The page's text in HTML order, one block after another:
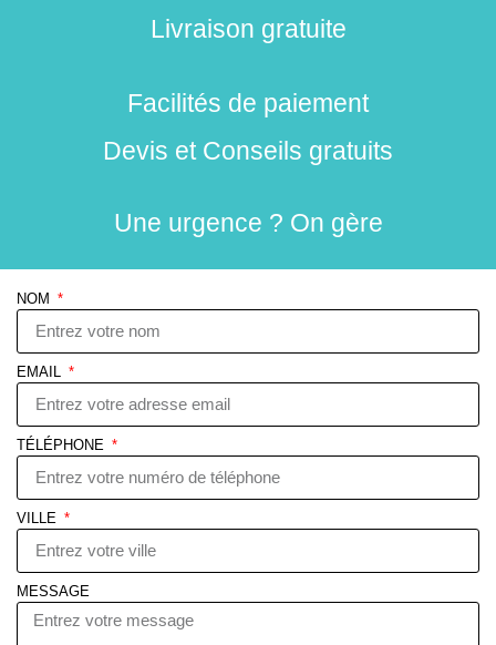
Livraison gratuite
Facilités de paiement
Devis et Conseils gratuits
Une urgence ? On gère
NOM
EMAIL
TÉLÉPHONE
VILLE
MESSAGE